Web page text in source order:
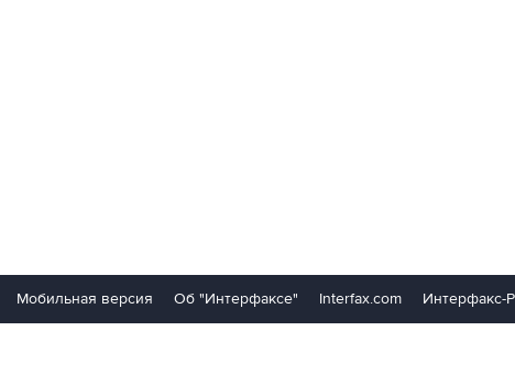
Мобильная версия Об "Интерфаксе" Interfax.com Интерфакс-